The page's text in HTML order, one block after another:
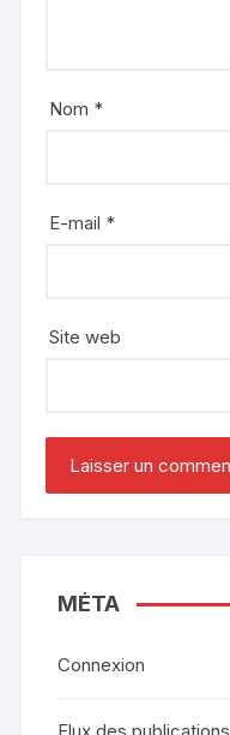
Nom *
E-mail *
Site web
MÉTA
Connexion
Flux des publications